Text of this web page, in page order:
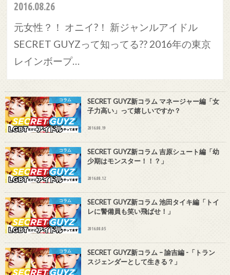
2016.08.26
元女性？！ オニイ?！ 新ジャンルアイドル
SECRET GUYZって知ってる?? 2016年の東京
レインボープ…
コラム
SECRET GUYZ新コラム マネージャー編「女
子力高い」って嬉しいですか？
2016.08.19
コラム
SECRET GUYZ新コラム 吉原シュート編「幼
少期はモンスター！！？」
2016.08.12
コラム
SECRET GUYZ新コラム 池田タイキ編「トイ
レに警備員も笑い飛ばせ！」
2016.08.05
コラム
SECRET GUYZ新コラム – 諭吉編 -「トラン
スジェンダーとして生きる？」